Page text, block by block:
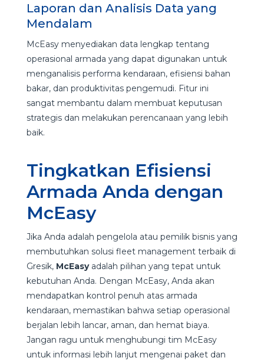
Laporan dan Analisis Data yang
Mendalam
McEasy menyediakan data lengkap tentang
operasional armada yang dapat digunakan untuk
menganalisis performa kendaraan, efisiensi bahan
bakar, dan produktivitas pengemudi. Fitur ini
sangat membantu dalam membuat keputusan
strategis dan melakukan perencanaan yang lebih
baik.
Tingkatkan Efisiensi
Armada Anda dengan
McEasy
Jika Anda adalah pengelola atau pemilik bisnis yang
membutuhkan solusi fleet management terbaik di
Gresik, McEasyadalah pilihan yang tepat untuk
kebutuhan Anda. Dengan McEasy, Anda akan
mendapatkan kontrol penuh atas armada
kendaraan, memastikan bahwa setiap operasional
berjalan lebih lancar, aman, dan hemat biaya.
Jangan ragu untuk menghubungi tim McEasy
untuk informasi lebih lanjut mengenai paket dan